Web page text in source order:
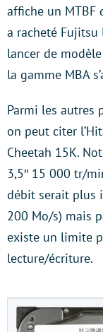
affiche un MTBF
a racheté Fujitsu
lancer de
la gamme MBA
Parmi les autres
on peut citer
Cheetah 15K.
3,5″ 15 000 tr/
débit serait plus
200 Mo/s) mais
existe un limite
lecture/écriture.